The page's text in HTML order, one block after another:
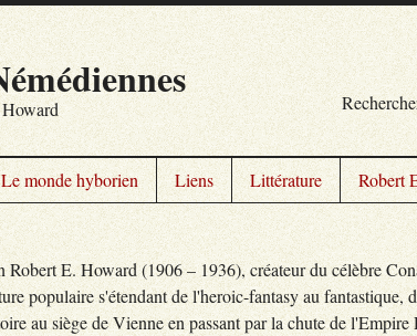
Le monde hyborien Liens Littérature Robert
Robert E. Howard (1906 – 1936), créateur du célèbre
populaire s'étendant de l'heroic-fantasy au
au siège de Vienne en passant par la chute de